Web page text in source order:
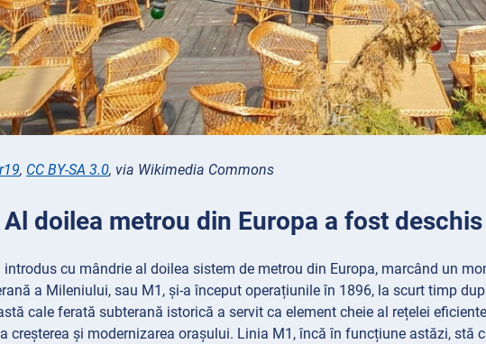
, CC BY-SA 3.0, via Wikimedia Commons
Al doilea metrou din Europa a fost
introdus cu mândrie al doilea sistem de metrou din Europa, marcând un
a Mileniului, sau M1, și-a început operațiunile în 1896, la scurt timp
cale ferată subterană istorică a servit ca element cheie al rețelei
creșterea și modernizarea orașului. Linia M1, încă în funcțiune astăzi, stă